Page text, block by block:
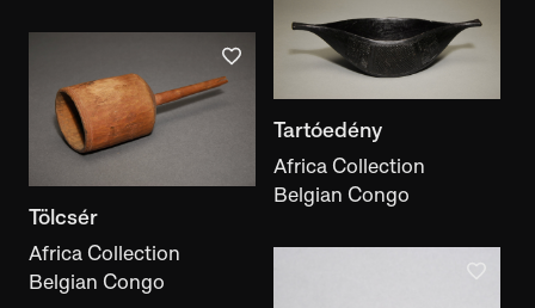
Tartóedény
Africa Collection
Belgian Congo
Tölcsér
Africa Collection
Belgian Congo